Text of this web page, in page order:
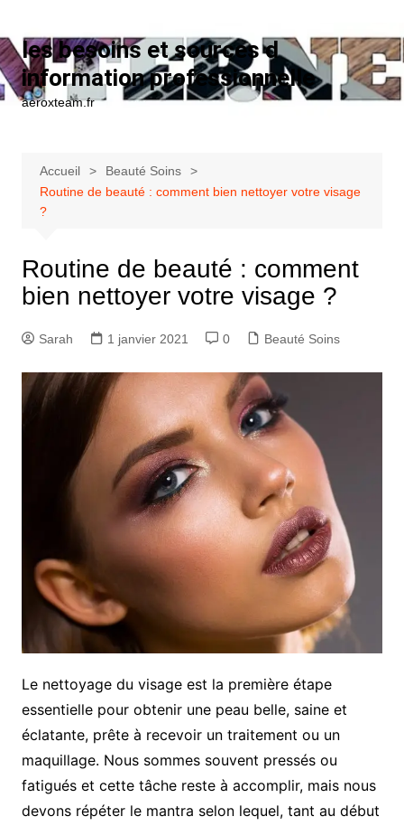
les besoins et sources d
information professionnelle
aeroxteam.fr
Accueil
Beauté Soins
Routine de beauté : comment bien nettoyer votre visage
?
Routine de beauté : comment
bien nettoyer votre visage ?
Sarah 1 janvier 2021 0 Beauté Soins
Le nettoyage du visage est la première étape
essentielle pour obtenir une peau belle, saine et
éclatante, prête à recevoir un traitement ou un
maquillage. Nous sommes souvent pressés ou
fatigués et cette tâche reste à accomplir, mais nous
devons répéter le mantra selon lequel, tant au début